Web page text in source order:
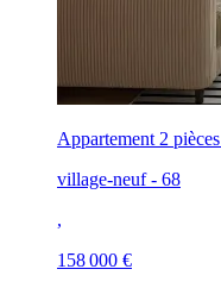
Appartement 2 pièces
village-neuf - 68
,
158 000 €